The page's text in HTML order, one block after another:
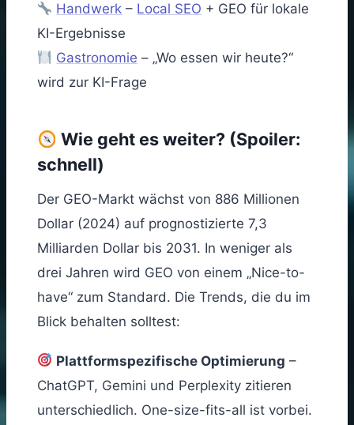
Handwerk – Local SEO + GEO für lokale
KI-Ergebnisse
Gastronomie – „Wo essen wir heute?“
wird zur KI-Frage
Wie geht es weiter? (Spoiler:
schnell)
Der GEO-Markt wächst von 886 Millionen
Dollar (2024) auf prognostizierte 7,3
Milliarden Dollar bis 2031. In weniger als
drei Jahren wird GEO von einem „Nice-to-
have“ zum Standard. Die Trends, die du im
Blick behalten solltest:
Plattformspezifische Optimierung –
ChatGPT, Gemini und Perplexity zitieren
unterschiedlich. One-size-fits-all ist vorbei.